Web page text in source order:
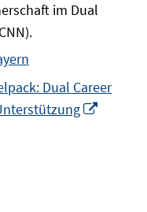
im Dual
Dual Career